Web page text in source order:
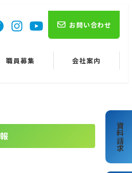
お問い合わせ
職員募集 会社案内
資料請求